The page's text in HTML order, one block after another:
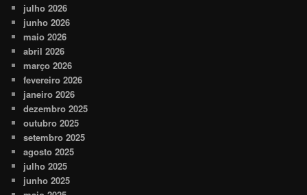
julho 2026
junho 2026
maio 2026
abril 2026
março 2026
fevereiro 2026
janeiro 2026
dezembro 2025
outubro 2025
setembro 2025
agosto 2025
julho 2025
junho 2025